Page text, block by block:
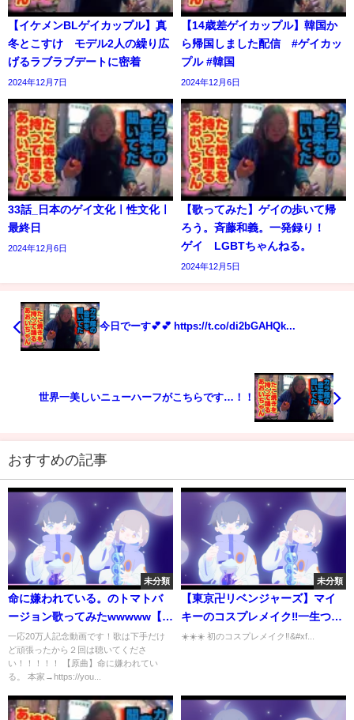
【イケメンBLゲイカップル】真
冬とこすけ モデル2人の繰り広
げるラブラブデートに密着
2024年12月7日
【14歳差ゲイカップル】韓国か
ら帰国しました配信 #ゲイカッ
プル #韓国
2024年12月6日
33話_日本のゲイ文化ㅣ性文化ㅣ
最終日
2024年12月6日
【歌ってみた】ゲイの歩いて帰
ろう。斉藤和義。一発録り！
ゲイ LGBTちゃんねる。
2024年12月5日
今日でーす💕💕 https://t.co/di2bGAHQk...
世界一美しいニューハーフがこちらです…！！
おすすめの記事
未分類
命に嫌われている。のトマトバ
ージョン歌ってみたwwwww【フ
ォートナイト】
一応20万人記念動画です！歌は下手だけ
ど頑張ったから２回は聴いてくださ
い！！！！！ 【原曲】命に嫌われてい
る。 本家→https://you...
未分類
【東京卍リベンジャーズ】マイ
キーのコスプレメイク‼️一生つい
ていきやす‼️総長‼️‼️‼️
☀️☀️☀️ 初のコスプレメイク‼&#xf...